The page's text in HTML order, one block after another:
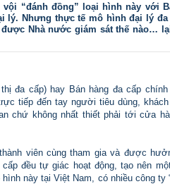
“đánh đồng” loại hình này với
lý. Nhưng thực tế mô hình đại lý đa
Nhà nước giám sát thế nào…
đa cấp) hay Bán hàng đa cấp
tiếp đến tay người tiêu dùng,
chứ không nhất thiết phải tới cửa
viên cùng tham gia và được
đều tự giác hoạt động, tạo nên
này tại Việt Nam, có nhiều công ty